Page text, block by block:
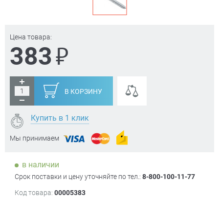
Цена товара:
383₽
В КОРЗИНУ
Купить в 1 клик
Мы принимаем
в наличии
Срок поставки и цену уточняйте по тел.: 8-800-100-11-77
Код товара: 00005383